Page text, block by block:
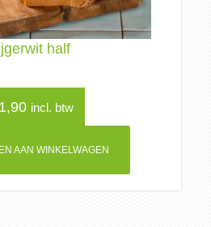
half
1,90 incl. btw
AAN WINKELWAGEN